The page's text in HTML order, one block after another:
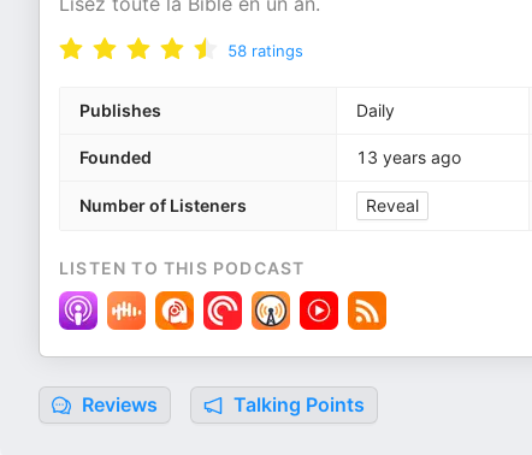
58 ratings
Publishes Daily
Founded 13 years ago
Number of Listeners Reveal
LISTEN TO THIS PODCAST
Reviews Talking Points